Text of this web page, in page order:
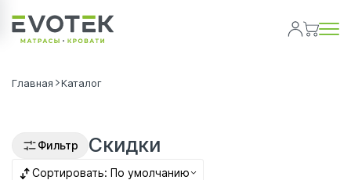
Главная Каталог
Фильтр Скидки
Сортировать: По умолчанию